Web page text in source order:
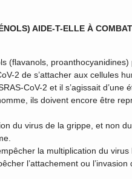
AIDE-T-ELLE À
(flavanols, proanthocyanidines)
2 de s’attacher aux cellules
CoV-2 et il s’agissait d’une
ils doivent encore être
du virus de la grippe, et non
la multiplication du
l’attachement ou l’invasion